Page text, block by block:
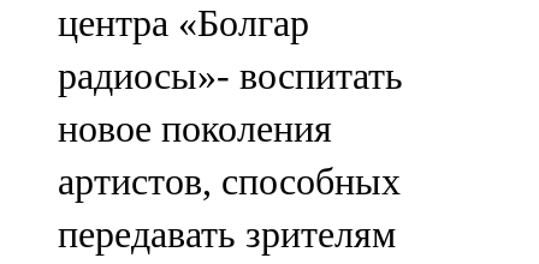
центра «Болгар
радиосы»- воспитать
новое поколения
артистов, способных
передавать зрителям